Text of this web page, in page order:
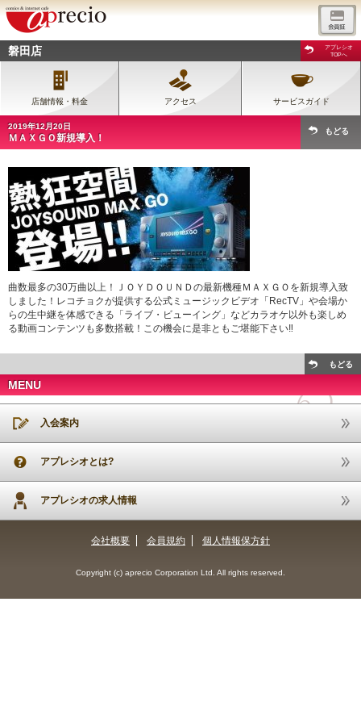
磐田店
アプレシオ
TOPへ
店舗情報・料金 アクセス サービスガイド
2019年12月20日
ＭＡＸＧＯ新規導入！
もどる
曲数最多の30万曲以上！ＪＯＹＤＯＵＮＤの最新機種ＭＡＸＧＯを新規導入致
しました！レコチョクが提供する公式ミュージックビデオ「RecTV」や会場か
らの生中継を体感できる「ライブ・ビューイング」などカラオケ以外も楽しめ
る動画コンテンツも多数搭載！この機会に是非ともご堪能下さい‼
もどる
MENU
入会案内
アプレシオとは?
アプレシオの求人情報
会社概要 会員規約 個人情報保方針
Copyright (c) aprecio Corporation Ltd. All rights reserved.